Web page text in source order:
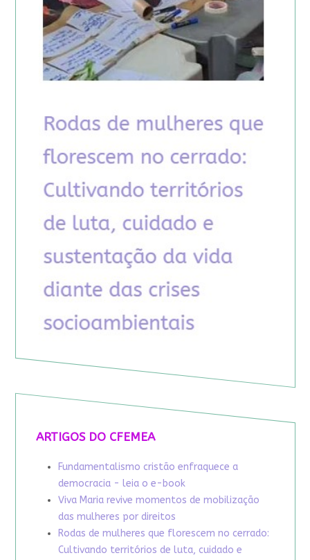
ARTIGOS DO CFEMEA
Fundamentalismo cristão enfraquece a
democracia - leia o e-book
Viva Maria revive momentos de mobilização
das mulheres por direitos
Rodas de mulheres que florescem no cerrado:
Cultivando territórios de luta, cuidado e